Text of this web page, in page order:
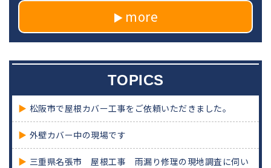
more
TOPICS
松阪市で屋根カバー工事をご依頼いただきました。
外壁カバー中の現場です
三重県名張市 屋根工事 雨漏り修理の現地調査に伺い